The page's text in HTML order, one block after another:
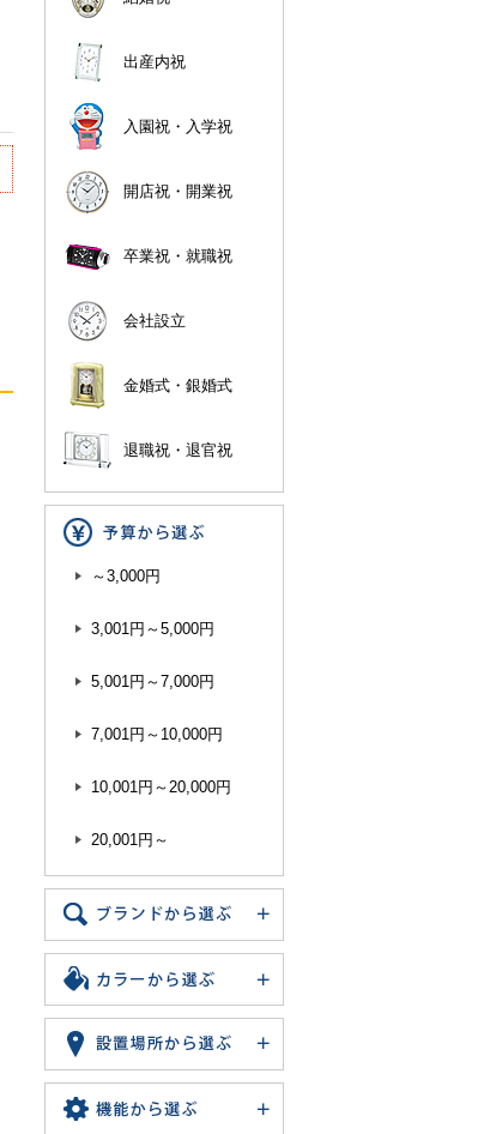
出産内祝
入園祝・入学祝
開店祝・開業祝
卒業祝・就職祝
会社設立
金婚式・銀婚式
退職祝・退官祝
～3,000円
3,001円～5,000円
5,001円～7,000円
7,001円～10,000円
10,001円～20,000円
20,001円～